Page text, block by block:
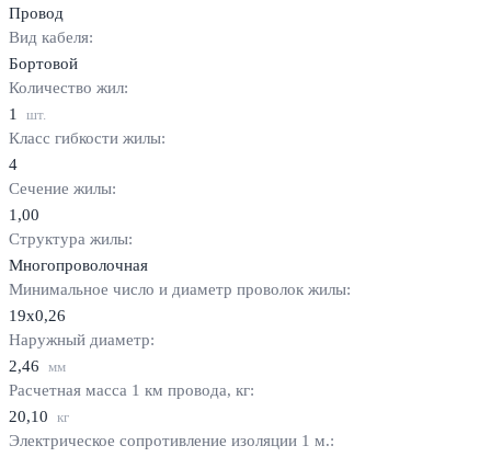
Провод
Вид кабеля:
Бортовой
Количество жил:
1
шт.
Класс гибкости жилы:
4
Сечение жилы:
1,00
Структура жилы:
Многопроволочная
Минимальное число и диаметр проволок жилы:
19х0,26
Наружный диаметр:
2,46 мм
Расчетная масса 1 км провода, кг:
20,10 кг
Электрическое сопротивление изоляции 1 м.: